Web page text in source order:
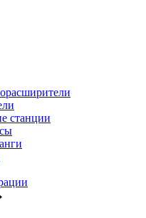
станции